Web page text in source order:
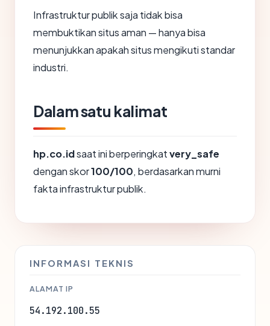
Infrastruktur publik saja tidak bisa
membuktikan situs aman — hanya bisa
menunjukkan apakah situs mengikuti standar
industri.
Dalam satu kalimat
hp.co.idsaat ini berperingkatvery_safe
dengan skor100/100, berdasarkan murni
fakta infrastruktur publik.
INFORMASI TEKNIS
ALAMAT IP
54.192.100.55